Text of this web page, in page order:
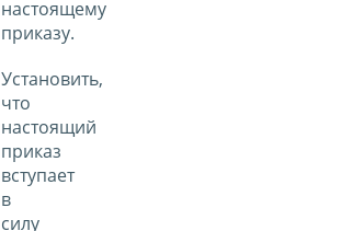
настоящему
приказу.
Установить,
что
настоящий
приказ
вступает
в
силу